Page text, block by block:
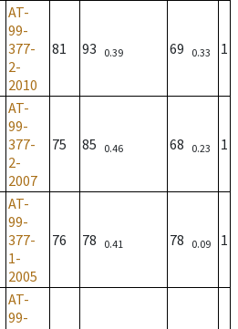
AT-
99-
377-
2-
2010
81 93 0.39 69 0.33 1
AT-
99-
377-
2-
2007
75 85 0.46 68 0.23 1
AT-
99-
377-
1-
2005
76 78 0.41 78 0.09 1
AT-
99-